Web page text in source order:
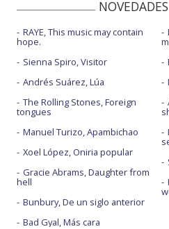
RAYE, This music may contain
hope.
Sienna Spiro, Visitor
Andrés Suárez, Lúa
The Rolling Stones, Foreign
tongues
Manuel Turizo, Apambichao
Xoel López, Oniria popular
Gracie Abrams, Daughter from
hell
Bunbury, De un siglo anterior
Bad Gyal, Más cara